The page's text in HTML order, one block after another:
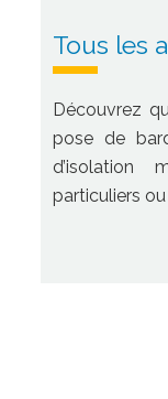
Tous les
Découvrez
pose de
d’isolation
particuliers